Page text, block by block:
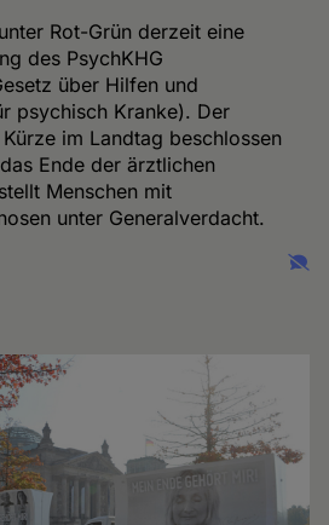
Rot-Grün derzeit eine
des PsychKHG
über Hilfen und
psychisch Kranke). Der
im Landtag beschlossen
Ende der ärztlichen
Menschen mit
unter Generalverdacht.